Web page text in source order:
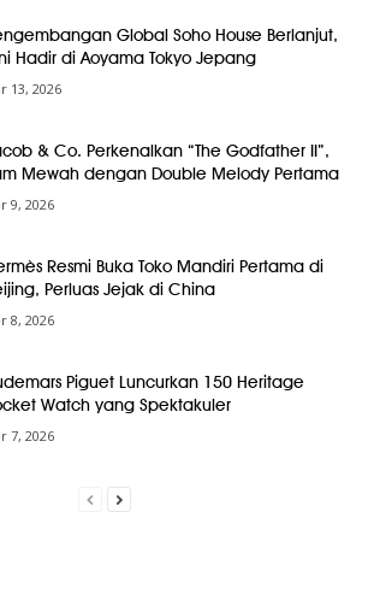
Global Soho House Berlanjut,
Hadir di Aoyama Tokyo Jepang
13, 2026
& Co. Perkenalkan “The Godfather II”,
Mewah dengan Double Melody Pertama
9, 2026
Resmi Buka Toko Mandiri Pertama di
Perluas Jejak di China
8, 2026
Piguet Luncurkan 150 Heritage
Watch yang Spektakuler
7, 2026